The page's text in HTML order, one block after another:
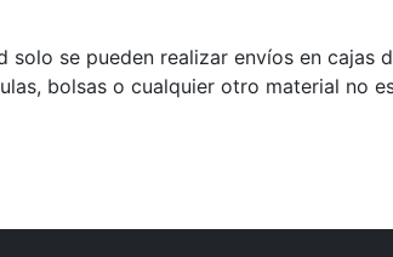
solo se pueden realizar envíos en cajas
bolsas o cualquier otro material no